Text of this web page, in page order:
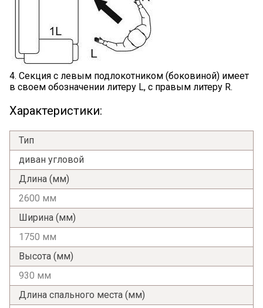
обработки персональных данных и
4. Секция с левым подлокотником (боковиной) имеет
в своем обозначении литеру L, с правым литеру R.
Характеристики:
Тип
диван угловой
Длина (мм)
2600 мм
Ширина (мм)
1750 мм
Высота (мм)
930 мм
Длина спального места (мм)